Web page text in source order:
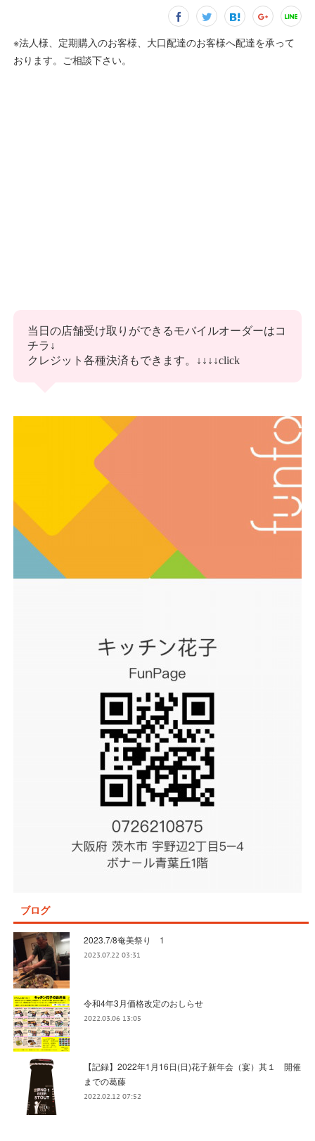
※法人様、定期購入のお客様、大口配達のお客様へ配達を承って
おります。ご相談下さい。
ブログ
2023.7/8奄美祭り 1
2023.07.22 03:31
令和4年3月価格改定のおしらせ
2022.03.06 13:05
【記録】2022年1月16日(日)花子新年会（宴）其１ 開催
までの葛藤
2022.02.12 07:52